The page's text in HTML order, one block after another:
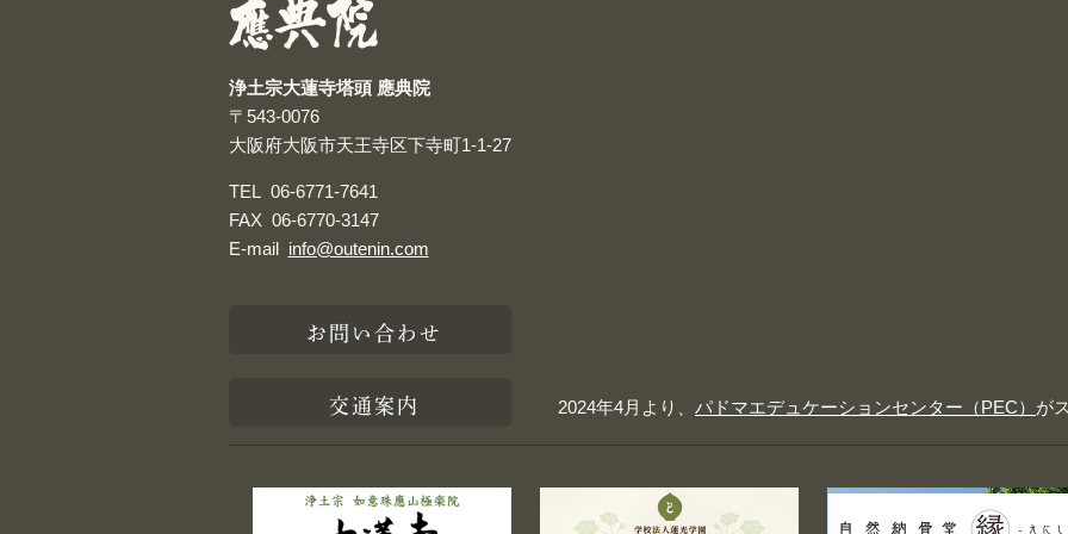
浄土宗大蓮寺塔頭 應典院
〒543-0076
大阪府大阪市天王寺区下寺町1-1-27
TEL 06-6771-7641
FAX 06-6770-3147
E-mail info@outenin.com
お問い合わせ
交通案内 2024年4月より、 パドマエデュケーションセンター（PEC） が